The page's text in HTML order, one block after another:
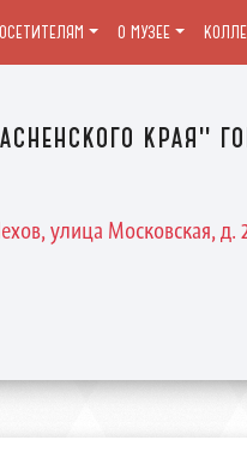
края"
улица Московская, д.
О МУЗЕЕ